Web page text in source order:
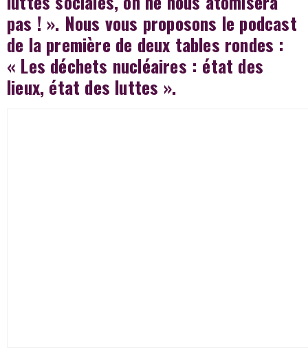
pas ! ». Nous vous proposons le podcast
de la première de deux tables rondes :
« Les déchets nucléaires : état des
lieux, état des luttes ».